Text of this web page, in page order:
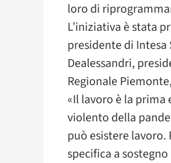
loro di
L’iniziativa è stata
presidente di Intesa
Dealessandri,
Regionale
«Il lavoro è la
violento della
può esistere
specifica a